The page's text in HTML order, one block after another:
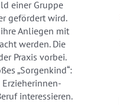
einer Gruppe
gefördert wird.
Anliegen mit
werden. Die
Praxis vorbei.
„Sorgenkind“:
interessieren.